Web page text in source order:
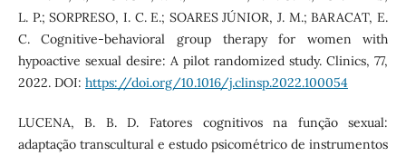
L. P.; SORPRESO, I. C. E.; SOARES JÚNIOR, J. M.; BARACAT, E.
C. Cognitive-behavioral group therapy for women with
hypoactive sexual desire: A pilot randomized study. Clinics, 77,
2022. DOI: https://doi.org/10.1016/j.clinsp.2022.100054
LUCENA, B. B. D. Fatores cognitivos na função sexual:
adaptação transcultural e estudo psicométrico de instrumentos